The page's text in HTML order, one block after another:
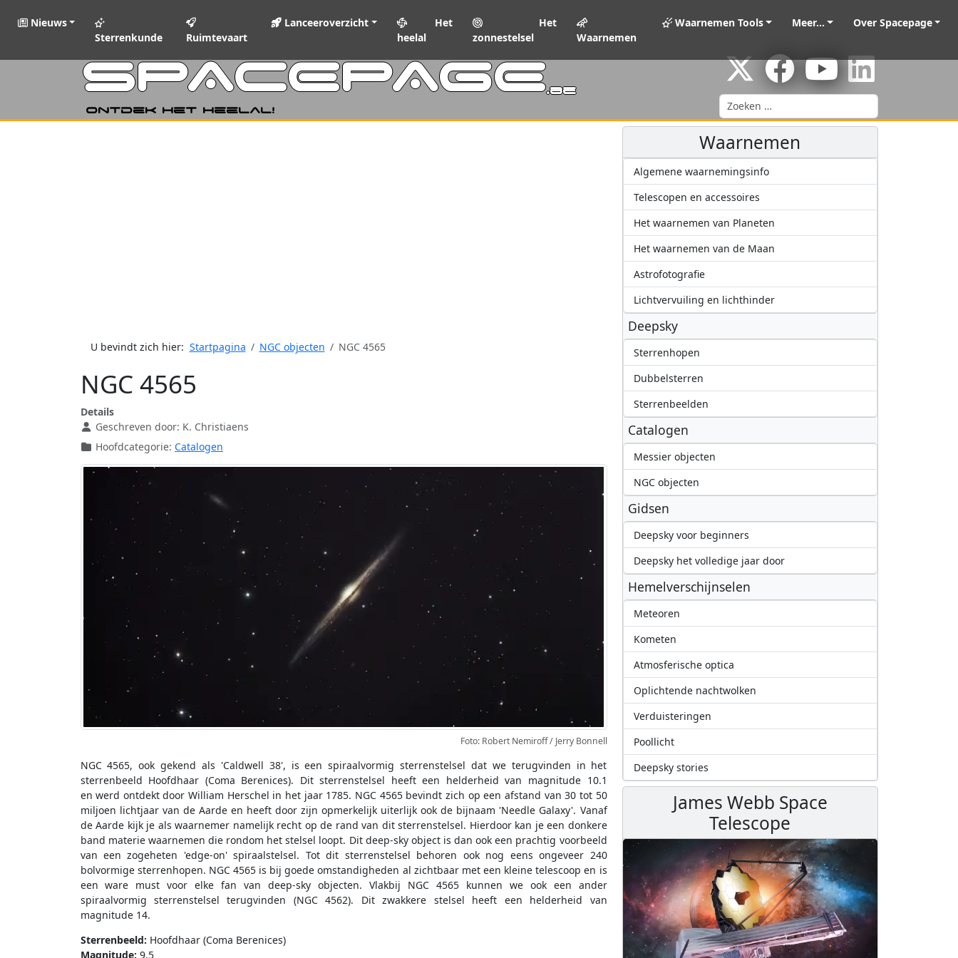
Nieuws
Sterrenkunde
Ruimtevaart
Lanceeroverzicht
Het
heelal
Het
zonnestelsel
Waarnemen
Waarnemen Tools Meer... Over Spacepage
SPACEPAGE.be
Ontdek het heelal!
Zoeken
U bevindt zich hier: Startpagina NGC objecten NGC 4565
NGC 4565
Details
Geschreven door: K. Christiaens
Hoofdcategorie: Catalogen
Foto: Robert Nemiroff / Jerry Bonnell
NGC 4565, ook gekend als 'Caldwell 38', is een spiraalvormig sterrenstelsel dat we terugvinden in het
sterrenbeeld Hoofdhaar (Coma Berenices). Dit sterrenstelsel heeft een helderheid van magnitude 10.1
en werd ontdekt door William Herschel in het jaar 1785. NGC 4565 bevindt zich op een afstand van 30 tot 50
miljoen lichtjaar van de Aarde en heeft door zijn opmerkelijk uiterlijk ook de bijnaam 'Needle Galaxy'. Vanaf
de Aarde kijk je als waarnemer namelijk recht op de rand van dit sterrenstelsel. Hierdoor kan je een donkere
band materie waarnemen die rondom het stelsel loopt. Dit deep-sky object is dan ook een prachtig voorbeeld
van een zogeheten 'edge-on' spiraalstelsel. Tot dit sterrenstelsel behoren ook nog eens ongeveer 240
bolvormige sterrenhopen. NGC 4565 is bij goede omstandigheden al zichtbaar met een kleine telescoop en is
een ware must voor elke fan van deep-sky objecten. Vlakbij NGC 4565 kunnen we ook een ander
spiraalvormig sterrenstelsel terugvinden (NGC 4562). Dit zwakkere stelsel heeft een helderheid van
magnitude 14.
Sterrenbeeld: Hoofdhaar (Coma Berenices)
Magnitude: 9,5
Waarnemen
Algemene waarnemingsinfo
Telescopen en accessoires
Het waarnemen van Planeten
Het waarnemen van de Maan
Astrofotografie
Lichtvervuiling en lichthinder
Deepsky
Sterrenhopen
Dubbelsterren
Sterrenbeelden
Catalogen
Messier objecten
NGC objecten
Gidsen
Deepsky voor beginners
Deepsky het volledige jaar door
Hemelverschijnselen
Meteoren
Kometen
Atmosferische optica
Oplichtende nachtwolken
Verduisteringen
Poollicht
Deepsky stories
James Webb Space
Telescope